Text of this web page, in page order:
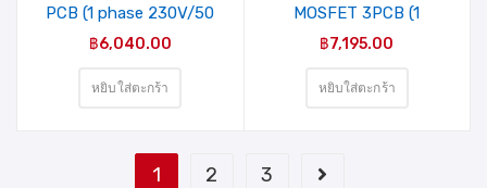
PCB (1 phase 230V/50
HZ ) MIXPRO
1601)
฿6,040.00
หยิบใส่ตะกร้า
MOSFET 3PCB (1
phase/220V) MIXPRO
1603PF)
฿7,195.00
หยิบใส่ตะกร้า
1 2 3